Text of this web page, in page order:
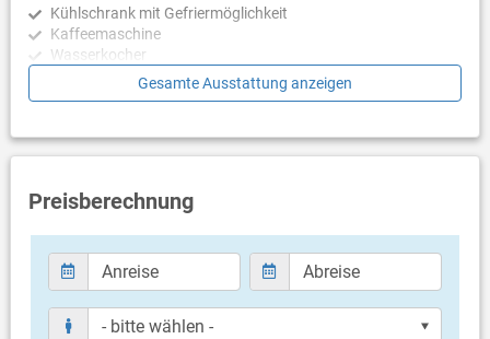
Extrabetten, Esszimmer, Küche und Bad mit Toilette.
Außenbereich:
Im mediterranen Garten bietet die Villa Gelegenheit zur
Entspannung und Erholung. Sie können im großen
6 Personen), auf Deckstühlen entspannen, Tischtennis spielen
ist von einem Zaun (Draht & Stein) umgeben.
Bitte beachten Sie, dass der Eigentümerkeine Buchungenvon
jungen Gruppen, Hochzeiten und Junggesellenabschiede
akzeptiert.
Kühlschrank mit Gefriermöglichkeit
Kaffeemaschine
Wasserkocher
Schlafzimmer
Schlafzimmer mit Doppelbett, Zugang zu Balkon/Terrasse
Schlafzimmer mit Doppelbett, Zustellbett, Zugang zu
Schlafzimmer mit 2 Einzelbetten
Schlafzimmer mit 2 Einzelbetten, Laminat
Schlafzimmer mit Einzelbett, Laminat
Schlafzimmer mit 2 Einzelbetten, 2 Zustellbetten
Gesamte Ausstattung anzeigen
Preisberechnung